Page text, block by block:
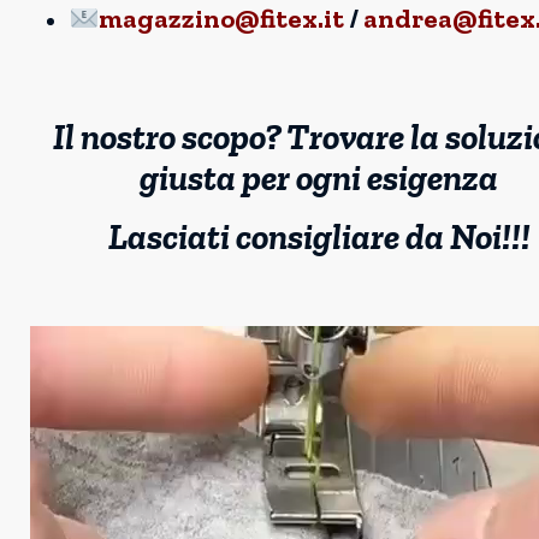
magazzino@fitex.it/
Il nostro scopo? Trovare la
giusta per ogni esigenza
Lasciati consigliare da Noi!!!
Player